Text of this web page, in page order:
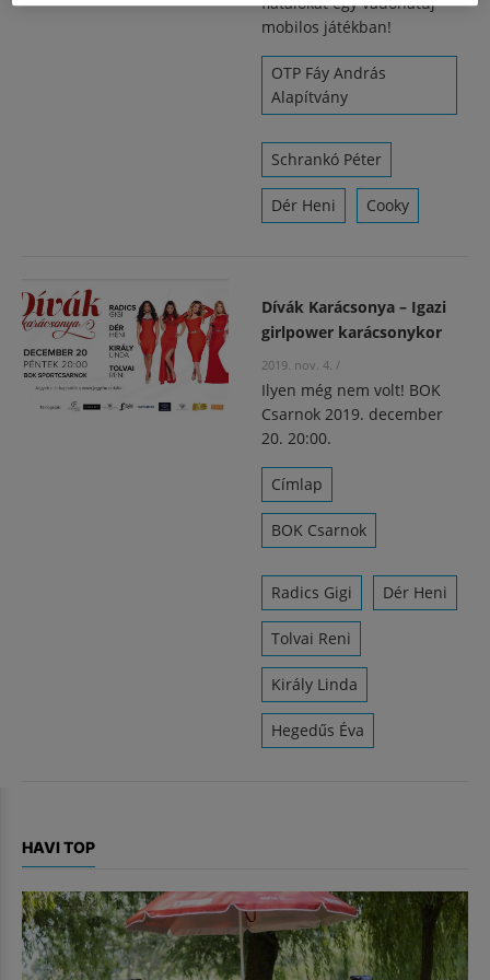
mobilos játékban!
OTP Fáy András
Alapítvány
Schrankó Péter
Dér Heni Cooky
Dívák Karácsonya – Igazi
girlpower karácsonykor
2019. nov. 4. /
Ilyen még nem volt! BOK
Csarnok 2019. december
20. 20:00.
Címlap
BOK Csarnok
Radics Gigi Dér Heni
Tolvai Reni
Király Linda
Hegedűs Éva
HAVI TOP